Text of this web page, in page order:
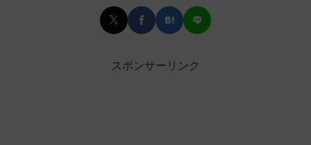
スポンサーリンク